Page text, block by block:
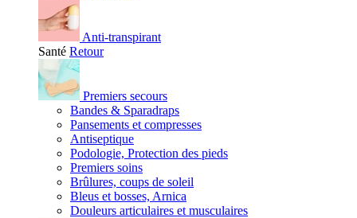
Anti-transpirant
Santé Retour
Premiers secours
Bandes & Sparadraps
Pansements et compresses
Antiseptique
Podologie, Protection des pieds
Premiers soins
Brûlures, coups de soleil
Bleus et bosses, Arnica
Douleurs articulaires et musculaires